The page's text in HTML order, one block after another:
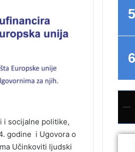
i socijalne politike,
godine i Ugovora o
Učinkoviti ljudski